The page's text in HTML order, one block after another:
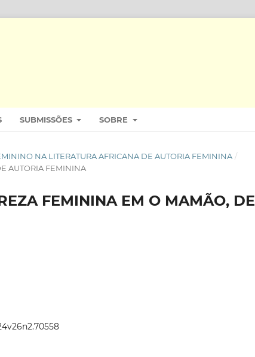
SUBMISSÕES SOBRE
NA LITERATURA AFRICANA DE AUTORIA FEMININA /
AUTORIA FEMININA
FEMININA EM O MAMÃO, DE